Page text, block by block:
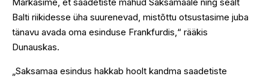
Balti riikidesse üha suurenevad, mistõttu otsustasime juba
tänavu avada oma esinduse Frankfurdis,“ rääkis
Dunauskas.
„Saksamaa esindus hakkab hoolt kandma saadetiste